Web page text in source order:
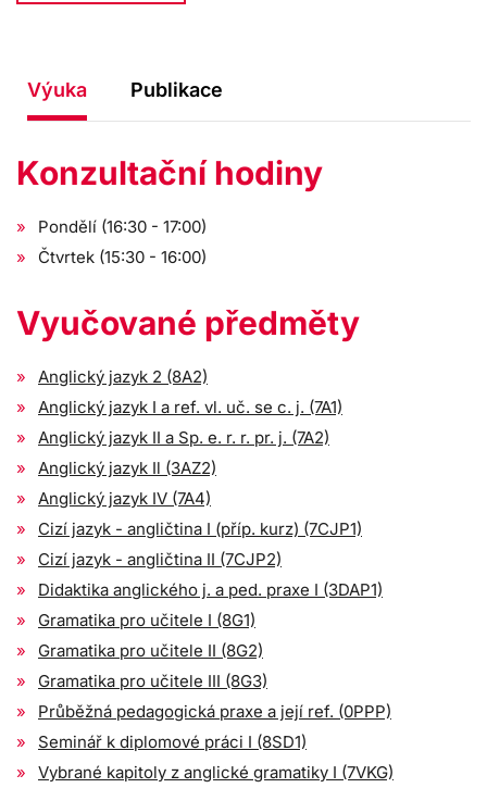
Výuka Publikace
Konzultační hodiny
Pondělí (16:30 - 17:00)
Čtvrtek (15:30 - 16:00)
Vyučované předměty
Anglický jazyk 2 (8A2)
Anglický jazyk I a ref. vl. uč. se c. j. (7A1)
Anglický jazyk II a Sp. e. r. r. pr. j. (7A2)
Anglický jazyk Il (3AZ2)
Anglický jazyk IV (7A4)
Cizí jazyk - angličtina I (příp. kurz) (7CJP1)
Cizí jazyk - angličtina II (7CJP2)
Didaktika anglického j. a ped. praxe I (3DAP1)
Gramatika pro učitele I (8G1)
Gramatika pro učitele II (8G2)
Gramatika pro učitele III (8G3)
Průběžná pedagogická praxe a její ref. (0PPP)
Seminář k diplomové práci I (8SD1)
Vybrané kapitoly z anglické gramatiky I (7VKG)